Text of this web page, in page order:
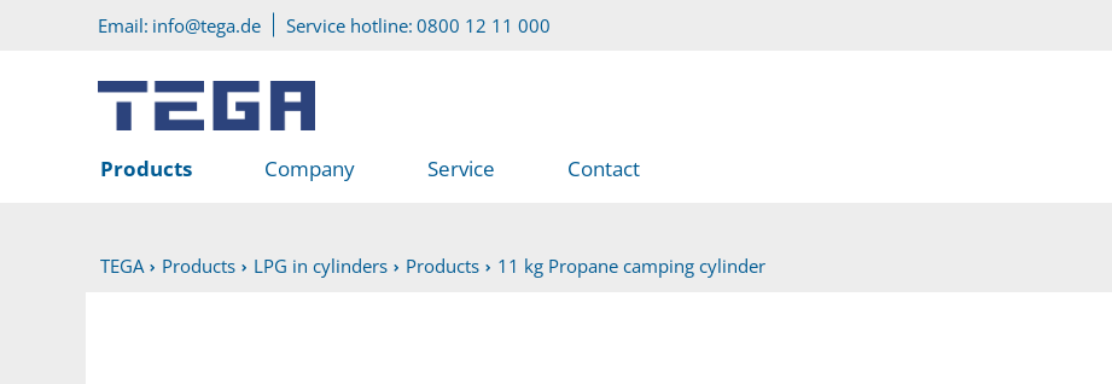
to main content
to service menu
Email: info@tega.de Service hotline: 0800 12 11 000
Products Company Service Contact
TEGA Products LPG in cylinders Products 11 kg Propane camping cylinder